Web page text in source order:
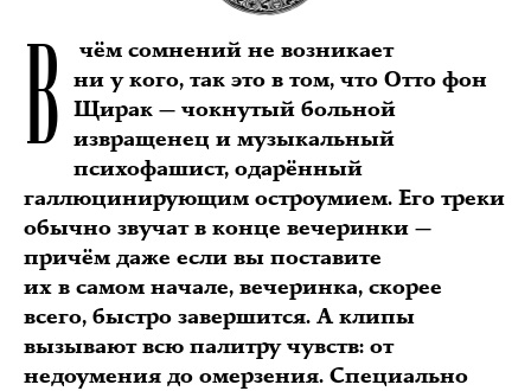
В
чём сомнений не возникает
ни у кого, так это в том, что Отто фон
Щирак — чокнутый больной
извращенец и музыкальный
психофашист, одарённый
галлюцинирующим остроумием. Его треки
обычно звучат в конце вечеринки —
причём даже если вы поставите
их в самом начале, вечеринка, скорее
всего, быстро завершится. А клипы
вызывают всю палитру чувств: от
недоумения до омерзения. Специально